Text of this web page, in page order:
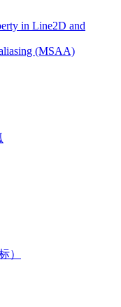
in Line2D and
(MSAA)
）